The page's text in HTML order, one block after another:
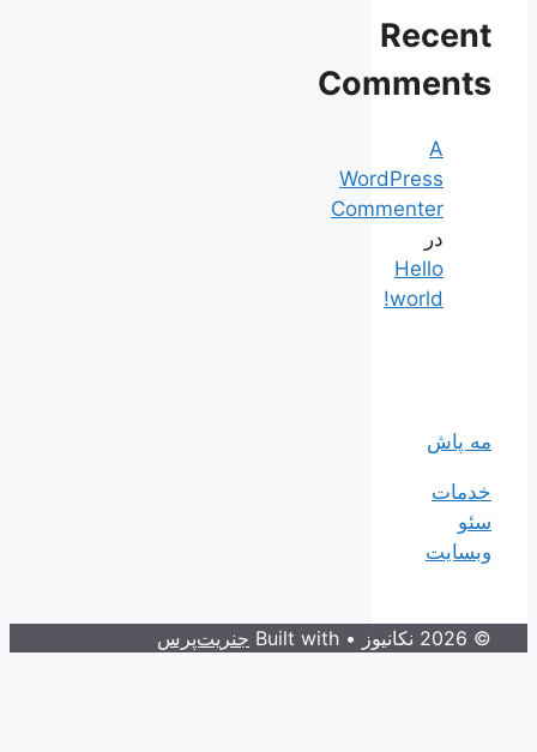
Recent
Comments
A
WordPress
Commenter
در
Hello
world!
مه پاش
خدمات
سئو
وبسایت
© 2026 نکانیوز • Built with جنریت‌پرس